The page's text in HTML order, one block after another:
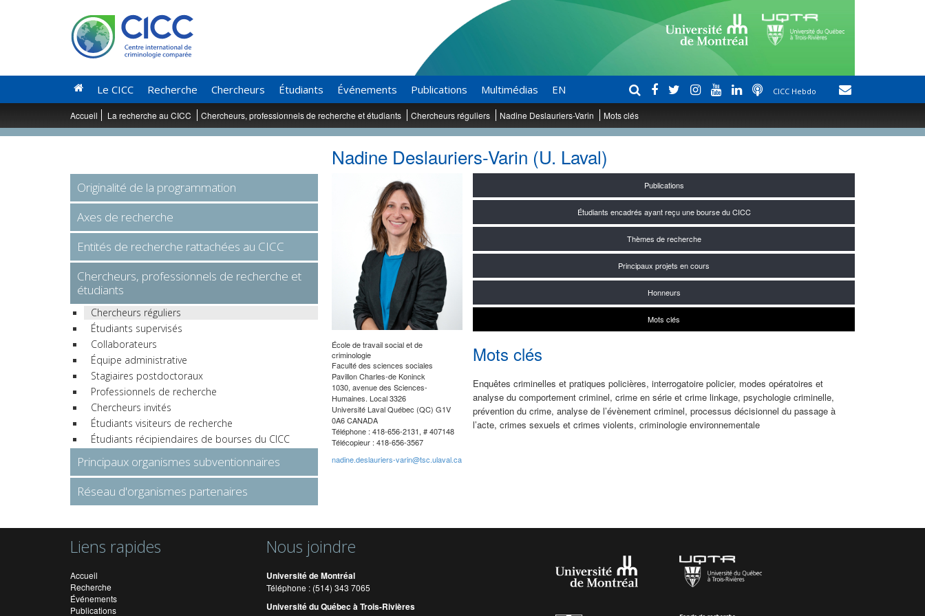
Le CICC Recherche Chercheurs Étudiants Événements Publications Multimédias EN CICC Hebdo
Accueil La recherche au CICC Chercheurs, professionnels de recherche et étudiants Chercheurs réguliers Nadine Deslauriers-Varin Mots clés
Nadine Deslauriers-Varin (U. Laval)
École de travail social et de
criminologie
Faculté des sciences sociales
Pavillon Charles-de Koninck
1030, avenue des Sciences-
Humaines. Local 3326
Université LavalQuébec (QC) G1V
0A6CANADA
Téléphone : 418-656-2131, #407148
Télécopieur : 418-656-3567
nadine.deslauriers-varin@tsc.ulaval.ca
Publications
Étudiants encadrés ayant reçu une bourse du CICC
Thèmes de recherche
Principaux projets en cours
Honneurs
Mots clés
Mots clés
Enquêtes criminelles et pratiques policières, interrogatoire policier, modes opératoires et
analyse du comportement criminel, crime en série et crime linkage, psychologie criminelle,
prévention du crime, analyse de l’évènement criminel, processus décisionnel du passage à
l’acte, crimes sexuels et crimes violents, criminologie environnementale
Originalité de la programmation
Axes de recherche
Entités de recherche rattachées au CICC
Chercheurs, professionnels de recherche et
étudiants
Chercheurs réguliers
Étudiants supervisés
Collaborateurs
Équipe administrative
Stagiaires postdoctoraux
Professionnels de recherche
Chercheurs invités
Étudiants visiteurs de recherche
Étudiants récipiendaires de bourses du CICC
Principaux organismes subventionnaires
Réseau d'organismes partenaires
Liens rapides
Accueil
Recherche
Événements
Publications
Nous joindre
Université de Montréal
Téléphone : (514) 343 7065
Université du Québec à Trois-Rivières